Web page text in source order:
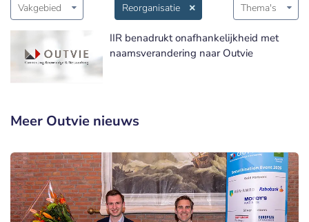
Vakgebied Reorganisatie Thema's
IIR benadrukt onafhankelijkheid met
naamsverandering naar Outvie
Meer Outvie nieuws